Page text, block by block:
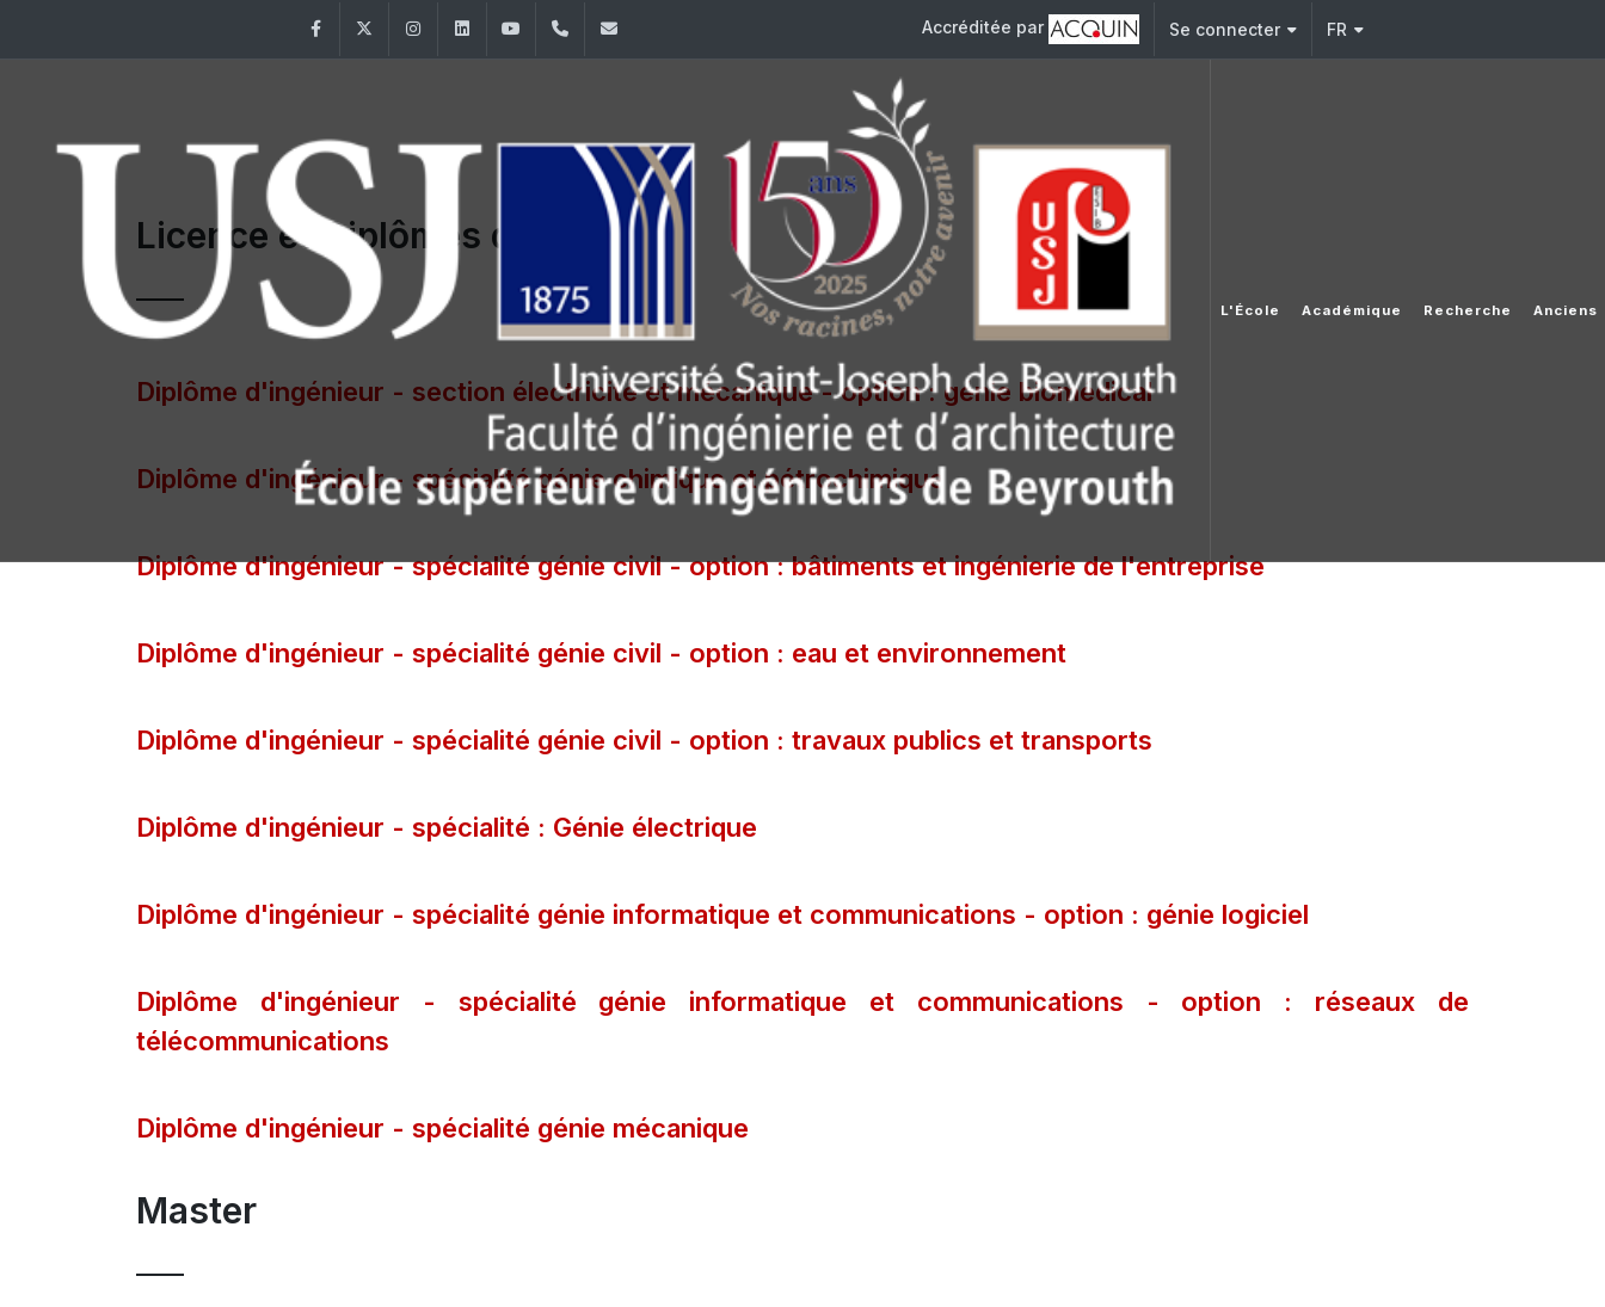
FacebookTwitter InstagramLinkedInYouTube+961 (1) 421 317
Secretariat.esib@usj.edu.lb;Secretariat2.esib@usj.edu.lb
Accréditée par Se connecter FR
L'École Académique Recherche Anciens
Licence et Diplômes de base
Diplôme d'ingénieur - section électricité et mécanique - option : génie biomédical
Diplôme d'ingénieur - spécialité génie chimique et pétrochimique
Diplôme d'ingénieur - spécialité génie civil - option : bâtiments et ingénierie de l'entreprise
Diplôme d'ingénieur - spécialité génie civil - option : eau et environnement
Diplôme d'ingénieur - spécialité génie civil - option : travaux publics et transports
Diplôme d'ingénieur - spécialité : Génie électrique
Diplôme d'ingénieur - spécialité génie informatique et communications - option : génie logiciel
Diplôme d'ingénieur - spécialité génie informatique et communications - option : réseaux de
télécommunications
Diplôme d'ingénieur - spécialité génie mécanique
Master